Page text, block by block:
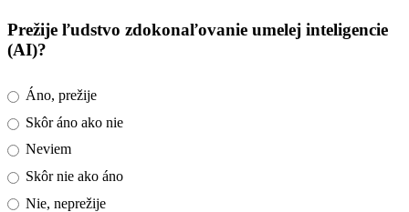
Prežije ľudstvo zdokonaľovanie umelej inteligencie
(AI)?
Áno, prežije
Skôr áno ako nie
Neviem
Skôr nie ako áno
Nie, neprežije